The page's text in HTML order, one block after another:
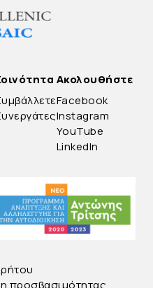
Ακολουθήστε
Facebook
Instagram
YouTube
LinkedIn
προσβασιμότητας